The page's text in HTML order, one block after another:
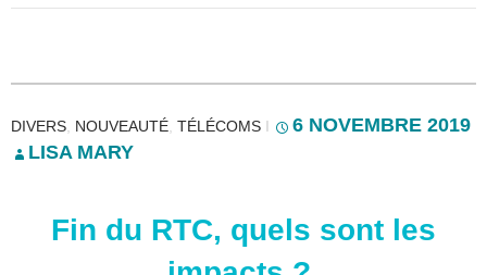
DIVERS NOUVEAUTÉ TÉLÉCOMS I
6 NOVEMBRE 2019
LISA MARY
Fin du RTC, quels sont les